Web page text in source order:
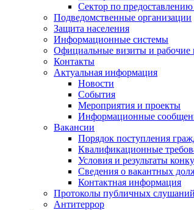
Сектор по
Подведомственные организации
Защита населения
Информационные системы
Официальные визиты и рабочие
Контакты
Актуальная информация
Новости
События
Мероприятия и проекты
Информационные
Вакансии
Порядок поступления
Квалификационные
Условия и результаты
Сведения о вакантных
Контактная информация
Протоколы публичных слушаний
Антитеррор